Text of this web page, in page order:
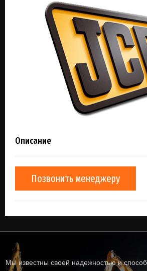
Описание
Позвонить менеджеру
Мы известны своей надежностью и